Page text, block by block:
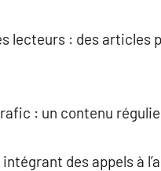
lecteurs : des
: un contenu
intégrant des appels à